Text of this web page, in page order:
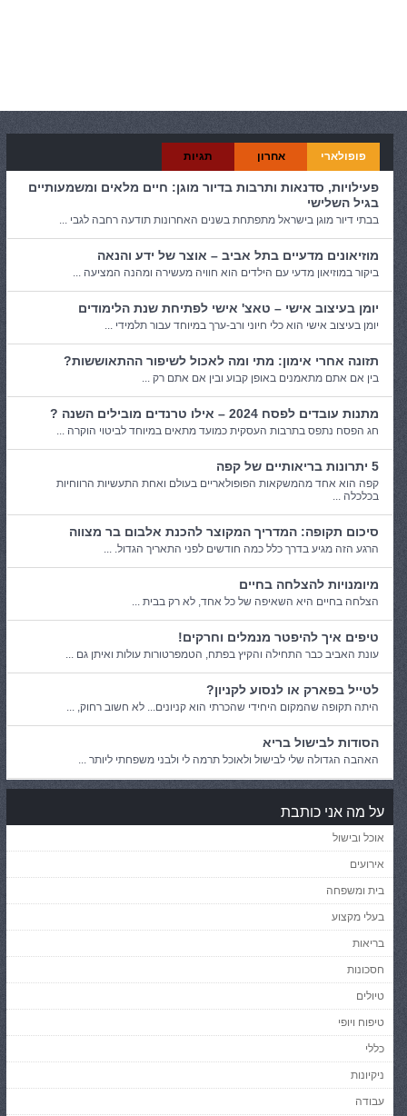
פופולארי אחרון תגיות
פעילויות, סדנאות ותרבות בדיור מוגן: חיים מלאים ומשמעותיים
בגיל השלישי
בבתי דיור מוגן בישראל מתפתחת בשנים האחרונות תודעה רחבה לגבי ...
מוזיאונים מדעיים בתל אביב – אוצר של ידע והנאה
ביקור במוזיאון מדעי עם הילדים הוא חוויה מעשירה ומהנה המציעה ...
יומן בעיצוב אישי – טאצ' אישי לפתיחת שנת הלימודים
יומן בעיצוב אישי הוא כלי חיוני ורב-ערך במיוחד עבור תלמידי ...
תזונה אחרי אימון: מתי ומה לאכול לשיפור ההתאוששות?
בין אם אתם מתאמנים באופן קבוע ובין אם אתם רק ...
מתנות עובדים לפסח 2024 – אילו טרנדים מובילים השנה ?
חג הפסח נתפס בתרבות העסקית כמועד מתאים במיוחד לביטוי הוקרה ...
5 יתרונות בריאותיים של קפה
קפה הוא אחד מהמשקאות הפופולאריים בעולם ואחת התעשיות הרווחיות
בכלכלה ...
סיכום תקופה: המדריך המקוצר להכנת אלבום בר מצווה
הרגע הזה מגיע בדרך כלל כמה חודשים לפני התאריך הגדול. ...
מיומנויות להצלחה בחיים
הצלחה בחיים היא השאיפה של כל אחד, לא רק בבית ...
טיפים איך להיפטר מנמלים וחרקים!
עונת האביב כבר התחילה והקיץ בפתח, הטמפרטורות עולות ואיתן גם ...
לטייל בפארק או לנסוע לקניון?
היתה תקופה שהמקום היחידי שהכרתי הוא קניונים... לא חשוב רחוק, ...
הסודות לבישול בריא
האהבה הגדולה שלי לבישול ולאוכל תרמה לי ולבני משפחתי ליותר ...
על מה אני כותבת
אוכל ובישול
אירועים
בית ומשפחה
בעלי מקצוע
בריאות
חסכונות
טיולים
טיפוח ויופי
כללי
ניקיונות
עבודה